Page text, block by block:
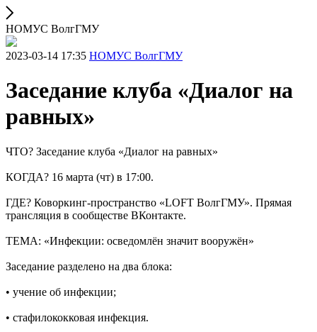
НОМУС ВолгГМУ
2023-03-14 17:35 НОМУС ВолгГМУ
Заседание клуба «Диалог на
равных»
ЧТО? Заседание клуба «Диалог на равных»
КОГДА? 16 марта (чт) в 17:00.
ГДЕ? Коворкинг-пространство «LOFT ВолгГМУ». Прямая
трансляция в сообществе ВКонтакте.
ТЕМА: «Инфекции: осведомлён значит вооружён»
Заседание разделено на два блока:
• учение об инфекции;
• стафилококковая инфекция.